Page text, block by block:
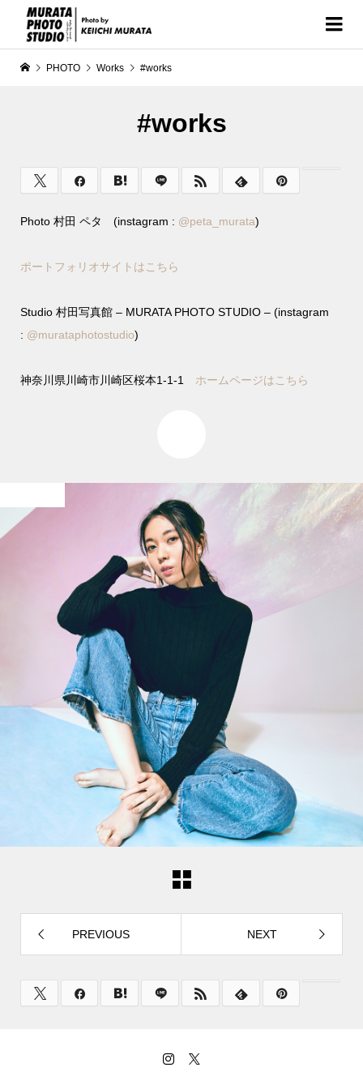
PHOTO Works #works
#works
Photo 村田 ペタ (instagram : @peta_murata)
ポートフォリオサイトはこちら
Studio 村田写真館 – MURATA PHOTO STUDIO – (instagram
: @murataphotostudio)
神奈川県川崎市川崎区桜本1-1-1 ホームページはこちら
PREVIOUS NEXT